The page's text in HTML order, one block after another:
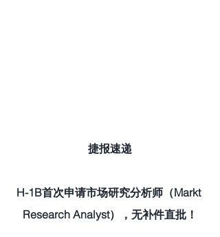
捷报速递
H-1B首次申请市场研究分析师（Markt
Research Analyst），无补件直批！